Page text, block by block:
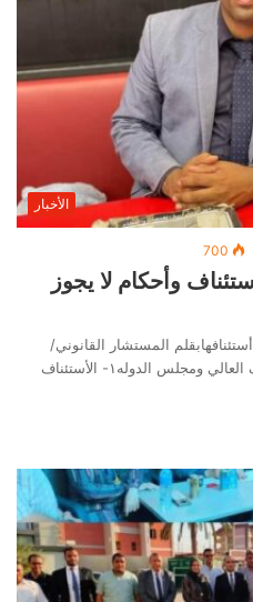
الأخبار
700
وأحكام لا يجوز
المستشار القانوني/
محمد حمدان فراج المحامي بألاستئناف العالي ومجلس الدوله١- الأستئناف